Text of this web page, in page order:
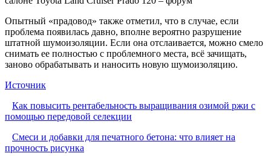
Опытный «прадовод» также отметил, что в случае, если
проблема появилась давно, вполне вероятно разрушение
штатной шумоизоляции. Если она отслаивается, можно смело
снимать ее полностью с проблемного места, всё зачищать,
заново обрабатывать и наносить новую шумоизоляцию.
Источник
Как повысить рентабельность выращивания озимой ржи с
помощью передовой селекции
Смеси и добавки для печатного бетона: что влияет на
прочность рисунка